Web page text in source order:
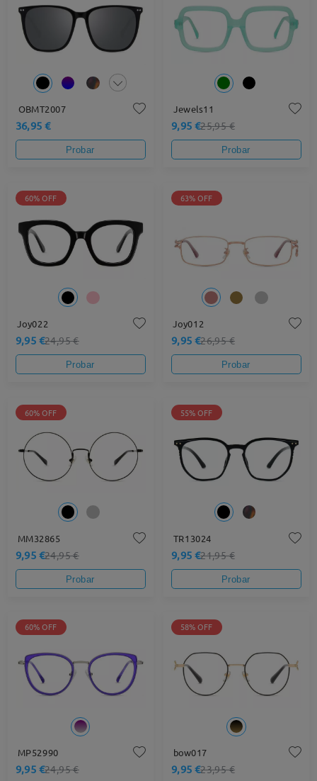
OBMT2007
36,95 €
Probar
Jewels11
9,95 €25,95 €
Probar
60% OFF
Joy022
9,95 €24,95 €
Probar
63% OFF
Joy012
9,95 €26,95 €
Probar
60% OFF
MM32865
9,95 €24,95 €
Probar
55% OFF
TR13024
9,95 €21,95 €
Probar
60% OFF
MP52990
9,95 €24,95 €
58% OFF
bow017
9,95 €23,95 €